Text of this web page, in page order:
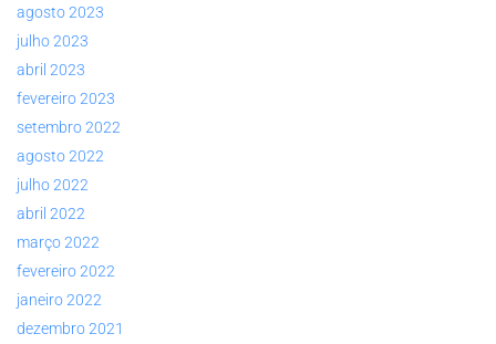
agosto 2023
julho 2023
abril 2023
fevereiro 2023
setembro 2022
agosto 2022
julho 2022
abril 2022
março 2022
fevereiro 2022
janeiro 2022
dezembro 2021